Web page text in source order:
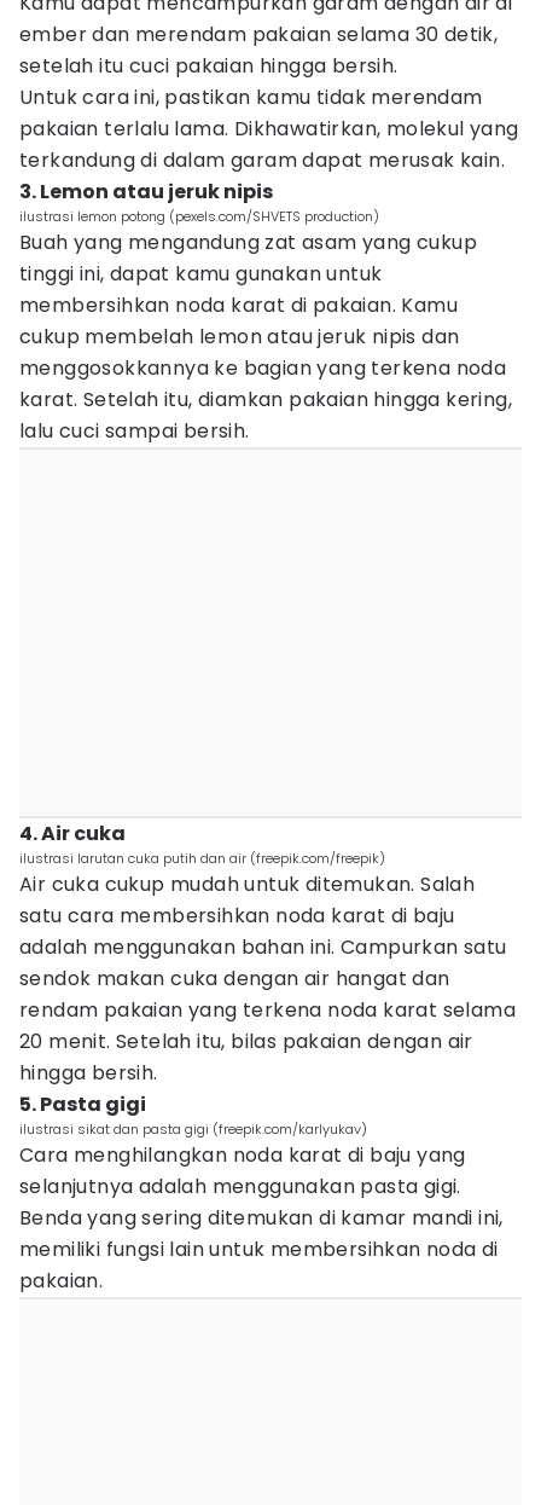
ember dan merendam pakaian selama 30 detik,
setelah itu cuci pakaian hingga bersih.
Untuk cara ini, pastikan kamu tidak merendam
pakaian terlalu lama. Dikhawatirkan, molekul yang
terkandung di dalam garam dapat merusak kain.
3. Lemon atau jeruk nipis
ilustrasi lemon potong (pexels.com/SHVETS production)
Buah yang mengandung zat asam yang cukup
tinggi ini, dapat kamu gunakan untuk
membersihkan noda karat di pakaian. Kamu
cukup membelah lemon atau jeruk nipis dan
menggosokkannya ke bagian yang terkena noda
karat. Setelah itu, diamkan pakaian hingga kering,
lalu cuci sampai bersih.
4. Air cuka
ilustrasi larutan cuka putih dan air (freepik.com/freepik)
Air cuka cukup mudah untuk ditemukan. Salah
satu cara membersihkan noda karat di baju
adalah menggunakan bahan ini. Campurkan satu
sendok makan cuka dengan air hangat dan
rendam pakaian yang terkena noda karat selama
20 menit. Setelah itu, bilas pakaian dengan air
hingga bersih.
5. Pasta gigi
ilustrasi sikat dan pasta gigi (freepik.com/karlyukav)
Cara menghilangkan noda karat di baju yang
selanjutnya adalah menggunakan pasta gigi.
Benda yang sering ditemukan di kamar mandi ini,
memiliki fungsi lain untuk membersihkan noda di
pakaian.